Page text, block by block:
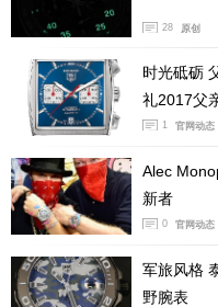
28 原创
时光砥砺
礼2017父
1 官网动态
Alec
新者
0 官网动态
军旅风格
野腕表